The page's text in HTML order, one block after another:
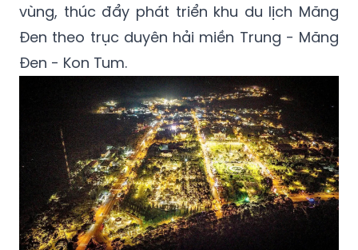
vùng, thúc đẩy phát triển khu du lịch Măng
Đen theo trục duyên hải miền Trung - Măng
Đen - Kon Tum.